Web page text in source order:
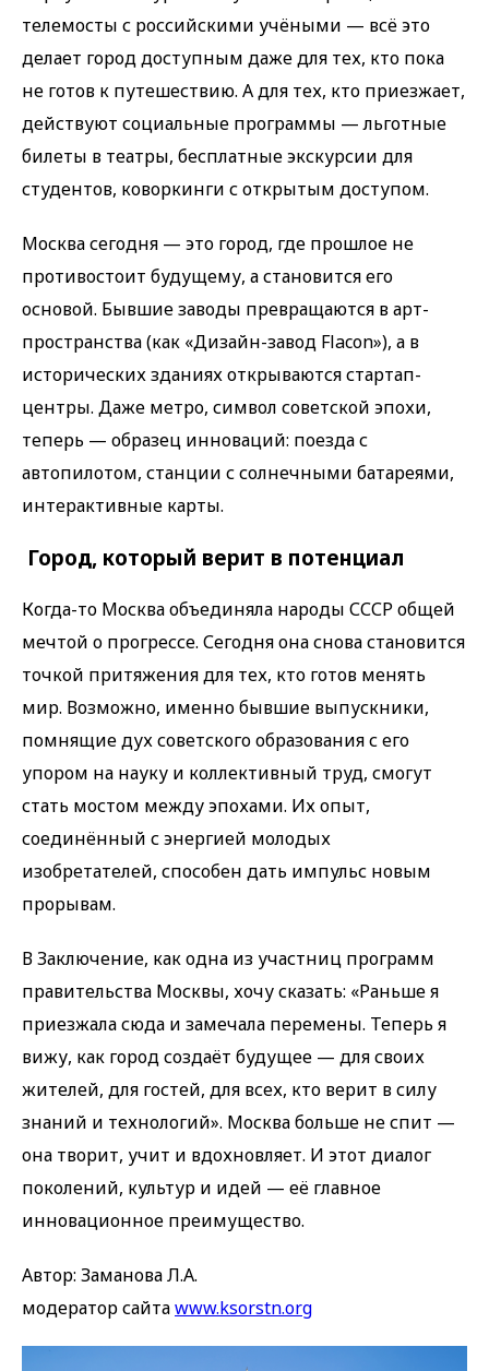
телемосты с российскими учёными — всё это
делает город доступным даже для тех, кто пока
не готов к путешествию. А для тех, кто приезжает,
действуют социальные программы — льготные
билеты в театры, бесплатные экскурсии для
студентов, коворкинги с открытым доступом.
Москва сегодня — это город, где прошлое не
противостоит будущему, а становится его
основой. Бывшие заводы превращаются в арт-
пространства (как «Дизайн-завод Flacon»), а в
исторических зданиях открываются стартап-
центры. Даже метро, символ советской эпохи,
теперь — образец инноваций: поезда с
автопилотом, станции с солнечными батареями,
интерактивные карты.
Город, который верит в потенциал
Когда-то Москва объединяла народы СССР общей
мечтой о прогрессе. Сегодня она снова становится
точкой притяжения для тех, кто готов менять
мир. Возможно, именно бывшие выпускники,
помнящие дух советского образования с его
упором на науку и коллективный труд, смогут
стать мостом между эпохами. Их опыт,
соединённый с энергией молодых
изобретателей, способен дать импульс новым
прорывам.
В Заключение, как одна из участниц программ
правительства Москвы, хочу сказать: «Раньше я
приезжала сюда и замечала перемены. Теперь я
вижу, как город создаёт будущее — для своих
жителей, для гостей, для всех, кто верит в силу
знаний и технологий». Москва больше не спит —
она творит, учит и вдохновляет. И этот диалог
поколений, культур и идей — её главное
инновационное преимущество.
Автор: Заманова Л.А.
модератор сайтаwww.ksorstn.org